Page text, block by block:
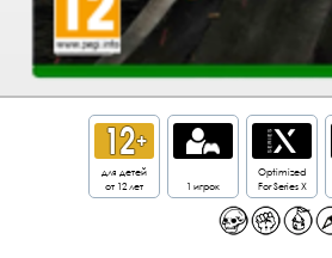
для детей
от 12 лет
1 игрок
Optimized
For Series X